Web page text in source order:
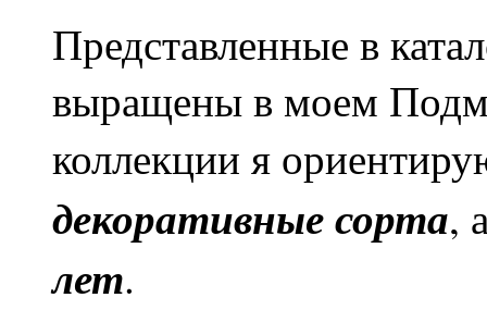
Представленные в
выращены в моем
коллекции я
декоративные сорта,
лет.